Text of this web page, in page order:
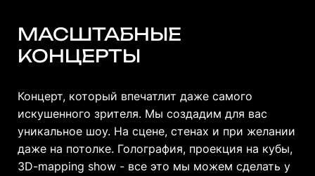
МАСШТАБНЫЕ
КОНЦЕРТЫ
Концерт, который впечатлит даже самого
искушенного зрителя. Мы создадим для вас
уникальное шоу. На сцене, стенах и при желании
даже на потолке. Голография, проекция на кубы,
3D-mapping show - все это мы можем сделать у